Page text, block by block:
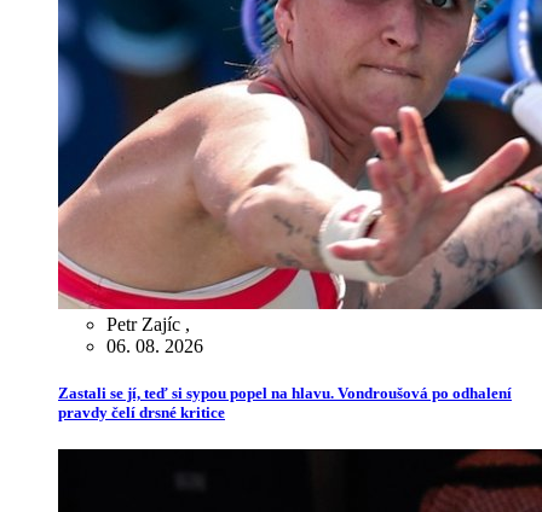
Petr Zajíc ,
06. 08. 2026
Zastali se jí, teď si sypou popel na hlavu. Vondroušová po odhalení
pravdy čelí drsné kritice